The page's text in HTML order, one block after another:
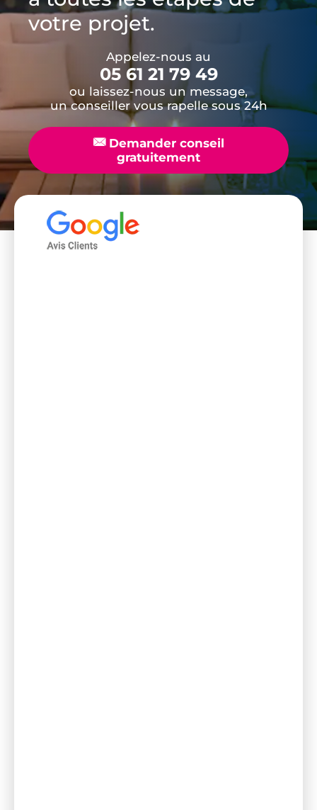
votre projet.
Appelez-nous au
05 61 21 79 49
ou laissez-nous un message,
un conseiller vous rapelle sous 24h
📧Demander conseil
gratuitement